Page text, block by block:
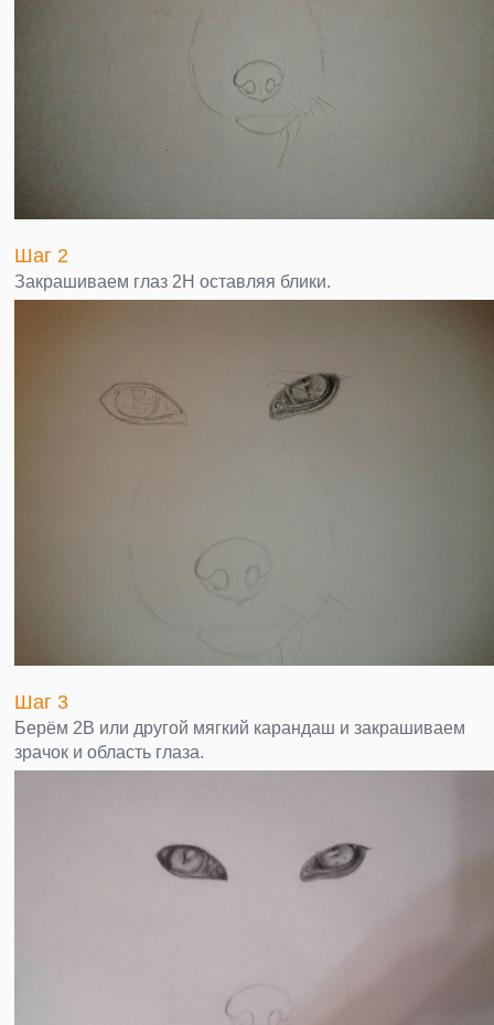
Шаг 2
Закрашиваем глаз 2H оставляя блики.
Шаг 3
Берём 2B или другой мягкий карандаш и закрашиваем
зрачок и область глаза.